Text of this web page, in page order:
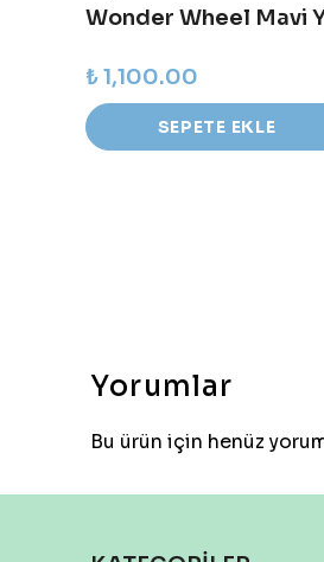
₺ 1,100.00
SEPETE EKLE
Yorumlar
Bu ürün için henüz